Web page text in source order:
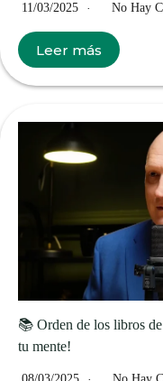
11/03/2025 No Hay
Leer más
📚 Orden de los libros
tu mente!